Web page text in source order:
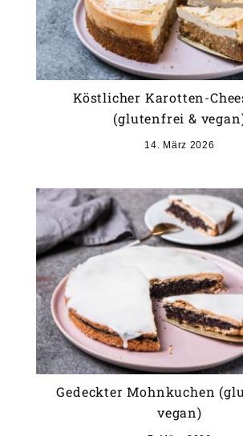
Köstlicher Karotten-
(glutenfrei &
14. März 2026
Gedeckter Mohnkuchen
vegan)